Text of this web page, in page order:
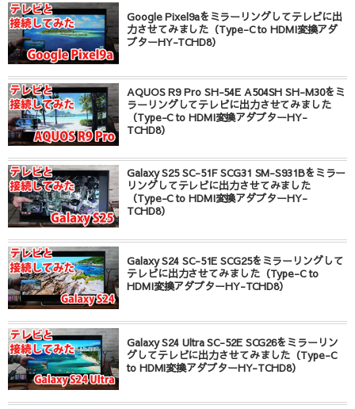
Google Pixel9aをミラーリングしてテレビに出
力させてみました（Type-C to HDMI変換アダ
プターHY-TCHD8）
AQUOS R9 Pro SH-54E A504SH SH-M30をミ
ラーリングしてテレビに出力させてみました
（Type-C to HDMI変換アダプターHY-
TCHD8）
Galaxy S25 SC-51F SCG31 SM-S931Bをミラー
リングしてテレビに出力させてみました
（Type-C to HDMI変換アダプターHY-
TCHD8）
Galaxy S24 SC-51E SCG25をミラーリングして
テレビに出力させてみました（Type-C to
HDMI変換アダプターHY-TCHD8）
Galaxy S24 Ultra SC-52E SCG26をミラーリン
グしてテレビに出力させてみました（Type-C
to HDMI変換アダプターHY-TCHD8）